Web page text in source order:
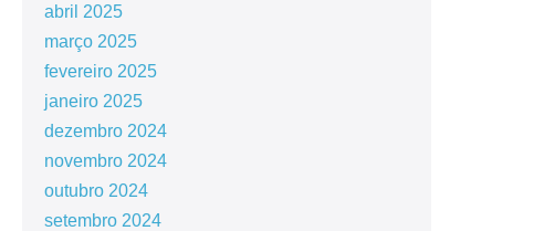
abril 2025
março 2025
fevereiro 2025
janeiro 2025
dezembro 2024
novembro 2024
outubro 2024
setembro 2024